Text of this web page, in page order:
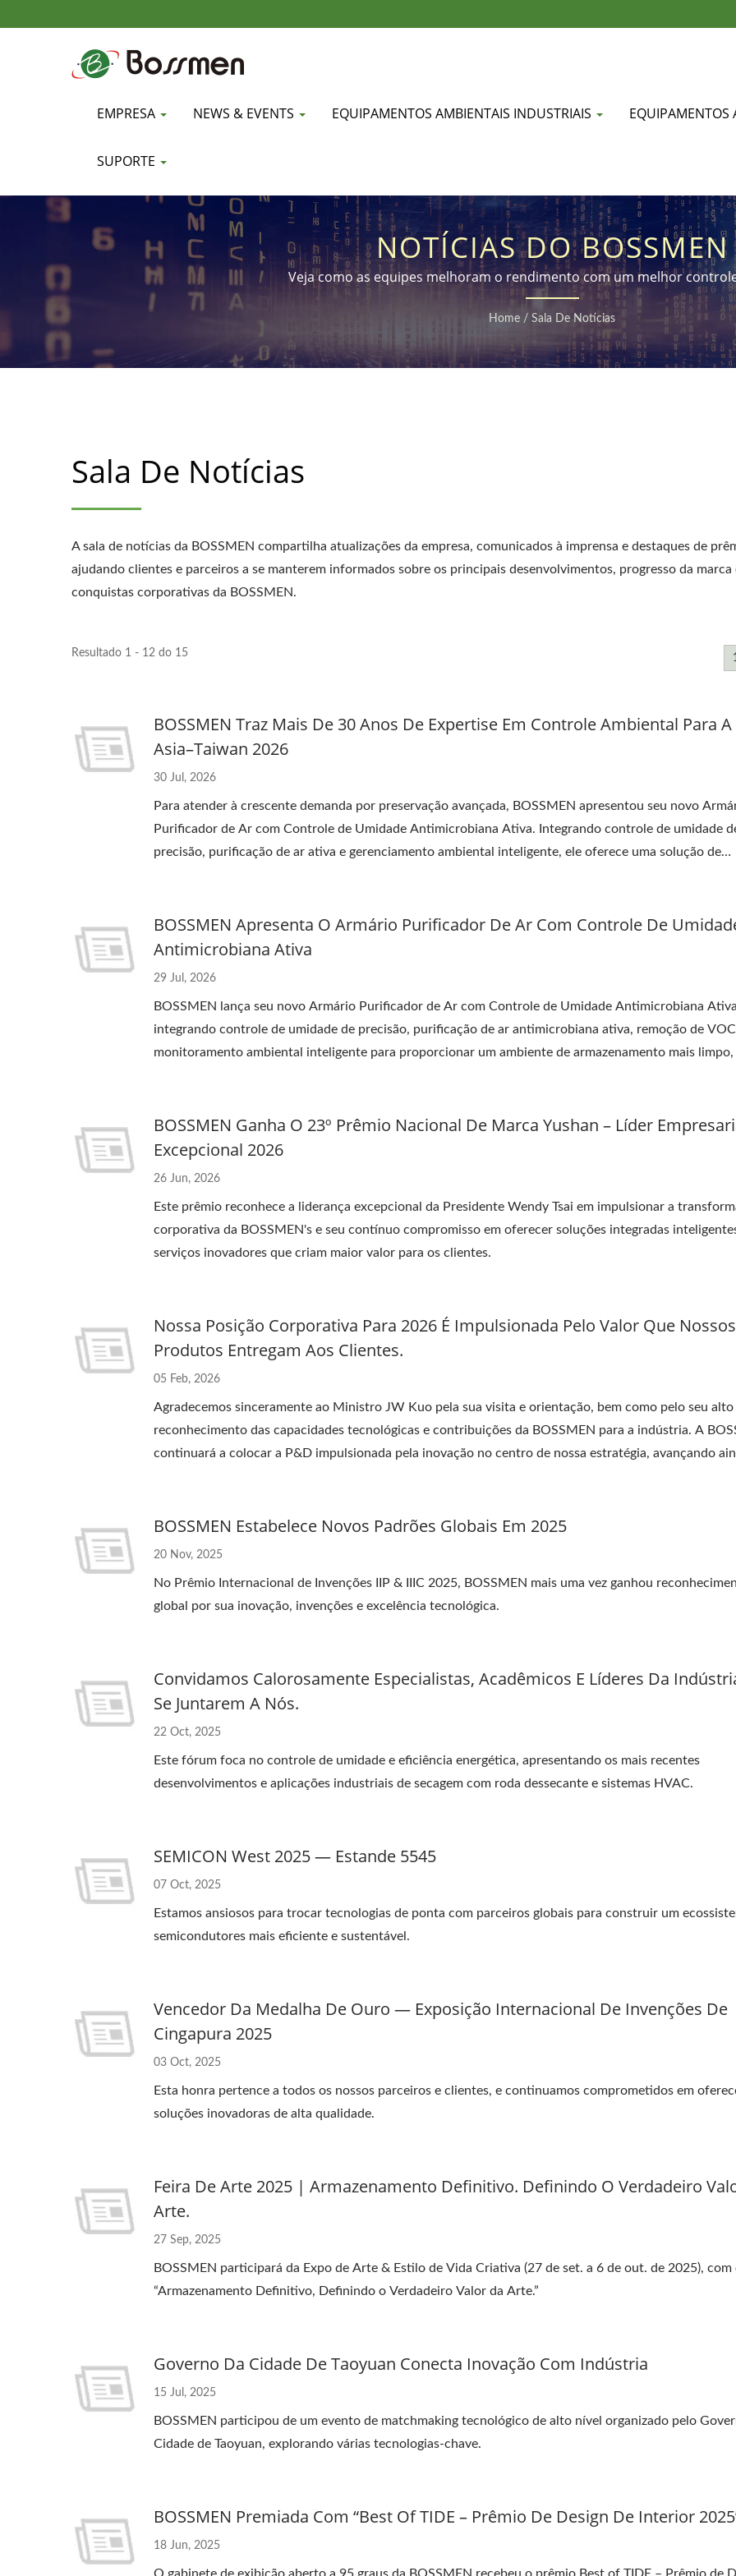
EMPRESA NEWS & EVENTS EQUIPAMENTOS AMBIENTAIS INDUSTRIAIS EQUIPAMENTOS
SUPORTE
NOTÍCIAS DO BOSSMEN
Veja como as equipes melhoram o rendimento com um melhor
Home / Sala De Notícias
Sala De Notícias
A sala de notícias da BOSSMEN compartilha atualizações da empresa, comunicados à imprensa e destaques de
ajudando clientes e parceiros a se manterem informados sobre os principais desenvolvimentos, progresso da marca
conquistas corporativas da BOSSMEN.
Resultado 1 - 12 do 15
BOSSMEN Traz Mais De 30 Anos De Expertise Em Controle Ambiental Para A
Asia–Taiwan 2026
30 Jul, 2026
Para atender à crescente demanda por preservação avançada, BOSSMEN apresentou seu novo
Purificador de Ar com Controle de Umidade Antimicrobiana Ativa. Integrando controle de umidade
precisão, purificação de ar ativa e gerenciamento ambiental inteligente, ele oferece uma solução de
BOSSMEN Apresenta O Armário Purificador De Ar Com Controle De
Antimicrobiana Ativa
29 Jul, 2026
BOSSMEN lança seu novo Armário Purificador de Ar com Controle de Umidade Antimicrobiana
integrando controle de umidade de precisão, purificação de ar antimicrobiana ativa, remoção de
monitoramento ambiental inteligente para proporcionar um ambiente de armazenamento mais limpo,
de arte.
BOSSMEN Ganha O 23º Prêmio Nacional De Marca Yushan – Líder
Excepcional 2026
26 Jun, 2026
Este prêmio reconhece a liderança excepcional da Presidente Wendy Tsai em impulsionar a
corporativa da BOSSMEN's e seu contínuo compromisso em oferecer soluções integradas
serviços inovadores que criam maior valor para os clientes.
Nossa Posição Corporativa Para 2026 É Impulsionada Pelo Valor Que Nossos
Produtos Entregam Aos Clientes.
05 Feb, 2026
Agradecemos sinceramente ao Ministro JW Kuo pela sua visita e orientação, bem como pelo seu alto
reconhecimento das capacidades tecnológicas e contribuições da BOSSMEN para a indústria. A
continuará a colocar a P&D impulsionada pela inovação no centro de nossa estratégia, avançando
sustentável de Taiwan.
BOSSMEN Estabelece Novos Padrões Globais Em 2025
20 Nov, 2025
No Prêmio Internacional de Invenções IIP & IIIC 2025, BOSSMEN mais uma vez ganhou
global por sua inovação, invenções e excelência tecnológica.
Convidamos Calorosamente Especialistas, Acadêmicos E Líderes Da
Se Juntarem A Nós.
22 Oct, 2025
Este fórum foca no controle de umidade e eficiência energética, apresentando os mais recentes
desenvolvimentos e aplicações industriais de secagem com roda dessecante e sistemas HVAC.
SEMICON West 2025 — Estande 5545
07 Oct, 2025
Estamos ansiosos para trocar tecnologias de ponta com parceiros globais para construir um
semicondutores mais eficiente e sustentável.
Vencedor Da Medalha De Ouro — Exposição Internacional De Invenções De
Cingapura 2025
03 Oct, 2025
Esta honra pertence a todos os nossos parceiros e clientes, e continuamos comprometidos em
soluções inovadoras de alta qualidade.
Feira De Arte 2025 | Armazenamento Definitivo. Definindo O Verdadeiro
Arte.
27 Sep, 2025
BOSSMEN participará da Expo de Arte & Estilo de Vida Criativa (27 de set. a 6 de out. de 2025), com
“Armazenamento Definitivo, Definindo o Verdadeiro Valor da Arte.”
Governo Da Cidade De Taoyuan Conecta Inovação Com Indústria
15 Jul, 2025
BOSSMEN participou de um evento de matchmaking tecnológico de alto nível organizado pelo
Cidade de Taoyuan, explorando várias tecnologias-chave.
BOSSMEN Premiada Com “Best Of TIDE – Prêmio De Design De Interior
18 Jun, 2025
Unidade De Monitoramento
De Temperatura E Umidade